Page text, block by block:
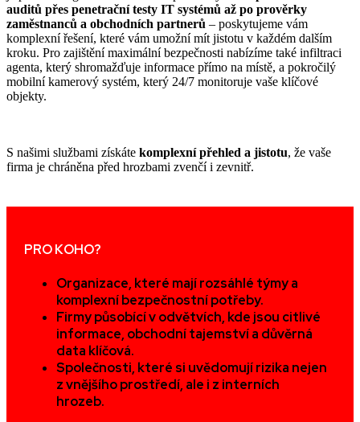
auditů přes penetrační testy IT systémů až po prověrky
zaměstnanců a obchodních partnerů – poskytujeme vám
komplexní řešení, které vám umožní mít jistotu v každém dalším
kroku. Pro zajištění maximální bezpečnosti nabízíme také infiltraci
agenta, který shromažďuje informace přímo na místě, a pokročilý
mobilní kamerový systém, který 24/7 monitoruje vaše klíčové
objekty.
S našimi službami získáte komplexní přehled a jistotu, že vaše
firma je chráněna před hrozbami zvenčí i zevnitř.
PRO KOHO?
Organizace, které mají rozsáhlé týmy a
komplexní bezpečnostní potřeby.
Firmy působící v odvětvích, kde jsou citlivé
informace, obchodní tajemství a důvěrná
data klíčová.
Společnosti, které si uvědomují rizika nejen
z vnějšího prostředí, ale i z interních
hrozeb.